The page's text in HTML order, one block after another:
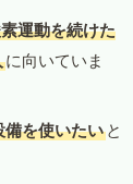
運動を続けた
に向いていま
を使いたい と